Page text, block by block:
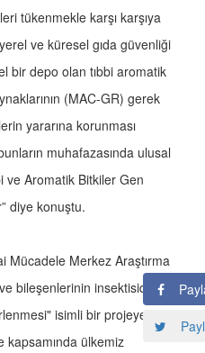
tükenmekle karşı karşıya
ve küresel gıda güvenliği
bir depo olan tıbbi aromatik
(MAC-GR) gerek
yararına korunması
muhafazasında ulusal
ve Aromatik Bitkiler Gen
diye konuştu.
Mücadele Merkez Araştırma
bileşenlerinin insektisidal ve
isimli bir projeye
kapsamında ülkemiz